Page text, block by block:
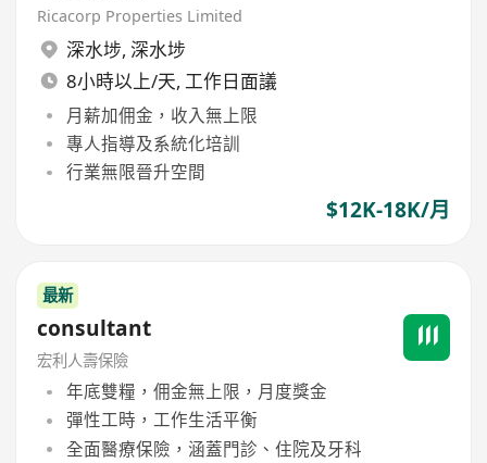
Ricacorp Properties Limited
深水埗, 深水埗
8小時以上/天, 工作日面議
月薪加佣金，收入無上限
專人指導及系統化培訓
行業無限晉升空間
$12K-18K/月
最新
consultant
宏利人壽保險
年底雙糧，佣金無上限，月度獎金
彈性工時，工作生活平衡
全面醫療保險，涵蓋門診、住院及牙科